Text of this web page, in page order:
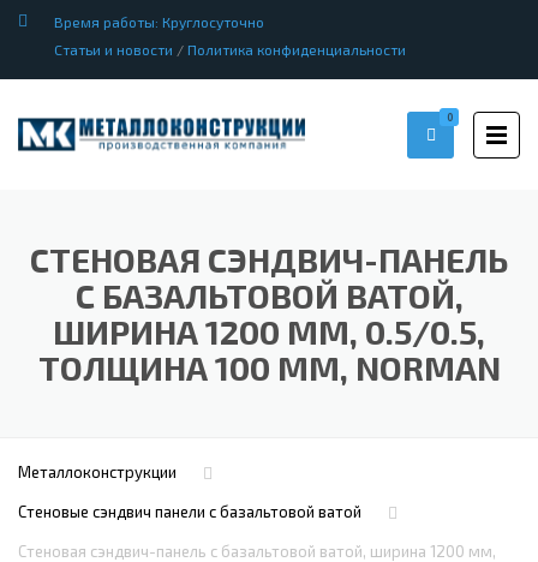
Время работы: Круглосуточно
Статьи и новости / Политика конфиденциальности
0
СТЕНОВАЯ СЭНДВИЧ-ПАНЕЛЬ
С БАЗАЛЬТОВОЙ ВАТОЙ,
ШИРИНА 1200 ММ, 0.5/0.5,
ТОЛЩИНА 100 ММ, NORMAN
Металлоконструкции
Стеновые сэндвич панели с базальтовой ватой
Стеновая сэндвич-панель с базальтовой ватой, ширина 1200 мм,